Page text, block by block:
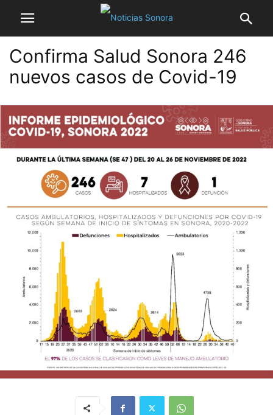
Confirma Salud Sonora 246
nuevos casos de Covid-19